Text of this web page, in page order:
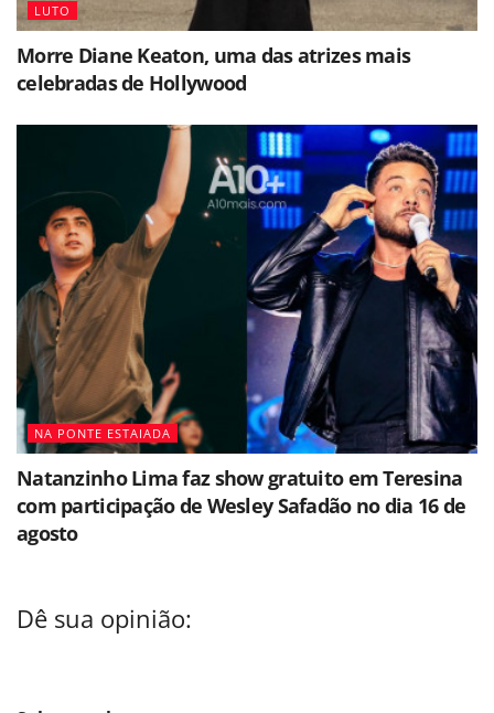
LUTO
Morre Diane Keaton, uma das atrizes mais
celebradas de Hollywood
NA PONTE ESTAIADA
Natanzinho Lima faz show gratuito em Teresina
com participação de Wesley Safadão no dia 16 de
agosto
Dê sua opinião: